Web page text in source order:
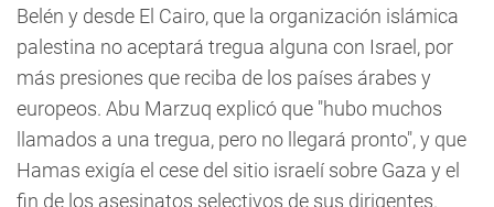
Belén y desde El Cairo, que la organización islámica
palestina no aceptará tregua alguna con Israel, por
más presiones que reciba de los países árabes y
europeos. Abu Marzuq explicó que "hubo muchos
llamados a una tregua, pero no llegará pronto", y que
Hamas exigía el cese del sitio israelí sobre Gaza y el
fin de los asesinatos selectivos de sus dirigentes.